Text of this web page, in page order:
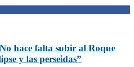
hace falta subir al Roque
y las perseidas”